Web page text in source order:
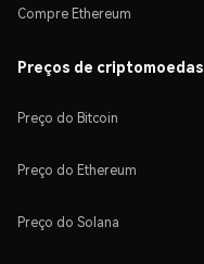
Compre Ethereum
Preços de criptomoedas
Preço do Bitcoin
Preço do Ethereum
Preço do Solana